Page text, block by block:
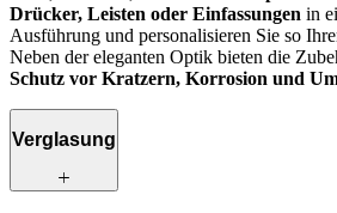
Drücker, Leisten oder Einfassungen in
Ausführung und personalisieren Sie so
Neben der eleganten Optik bieten die
Schutz vor Kratzern, Korrosion und
Verglasung